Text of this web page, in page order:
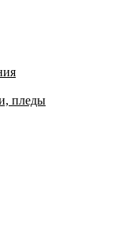
пледы